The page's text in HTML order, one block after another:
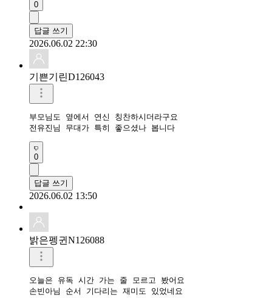
0
답글 쓰기
2026.06.02 22:30
기쁜기린D126043
부모님도 옆에서 연신 칭찬하시더라구요
전유진님 무대가 특히 좋으셨나 봅니다
0
답글 쓰기
2026.06.02 13:50
밝은펭귄N126088
오늘은 유독 시간 가는 줄 모르고 봤어요
손빈아님 순서 기다리는 재미도 있었네요